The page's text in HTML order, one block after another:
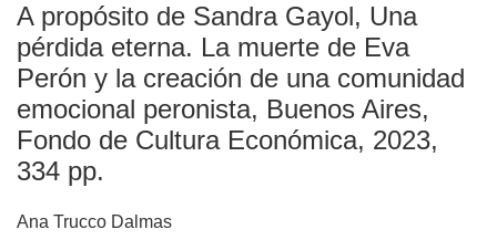
A propósito de Sandra Gayol, Una
pérdida eterna. La muerte de Eva
Perón y la creación de una comunidad
emocional peronista, Buenos Aires,
Fondo de Cultura Económica, 2023,
334 pp.
Ana Trucco Dalmas